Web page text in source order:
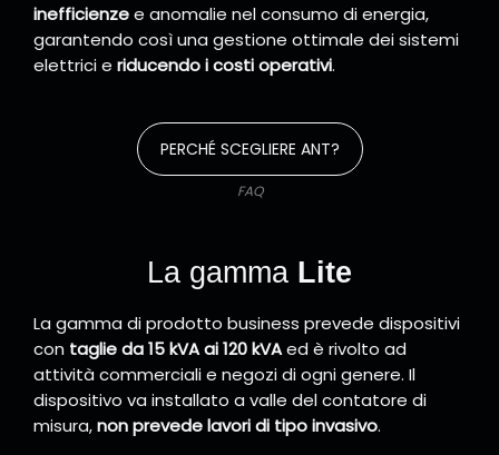
inefficienzee anomalie nel consumo di energia,
garantendo così una gestione ottimale dei sistemi
elettrici e riducendo i costi operativi.
PERCHÉ SCEGLIERE ANT?
FAQ
La gamma Lite
La gamma di prodotto business prevede dispositivi
con taglie da 15 kVA ai 120 kVAed è rivolto ad
attività commerciali e negozi di ogni genere. Il
dispositivo va installato a valle del contatore di
misura,non prevede lavori di tipo invasivo.